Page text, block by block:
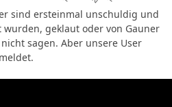
sind ersteinmal unschuldig und
geklaut oder von Gauner
sagen. Aber unsere User